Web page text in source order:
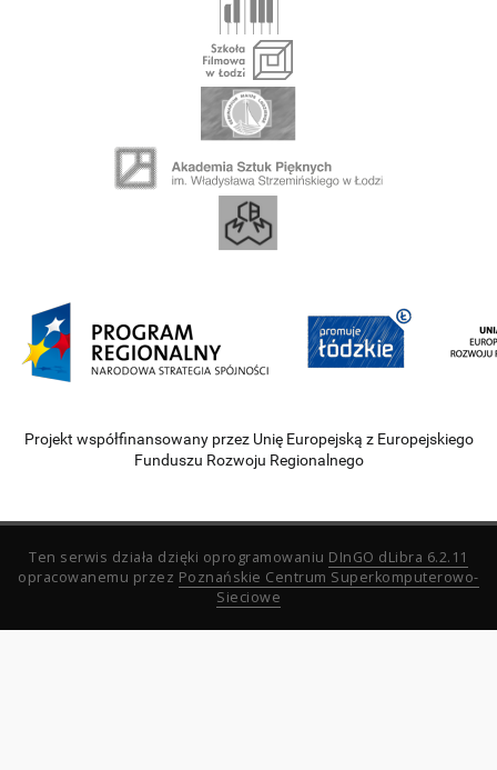
Projekt współfinansowany przez Unię Europejską z Europejskiego
Funduszu Rozwoju Regionalnego
Ten serwis działa dzięki oprogramowaniu DInGO dLibra 6.2.11
opracowanemu przez Poznańskie Centrum Superkomputerowo-
Sieciowe